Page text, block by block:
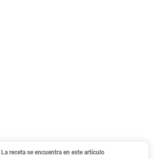
La receta se encuentra en este artículo